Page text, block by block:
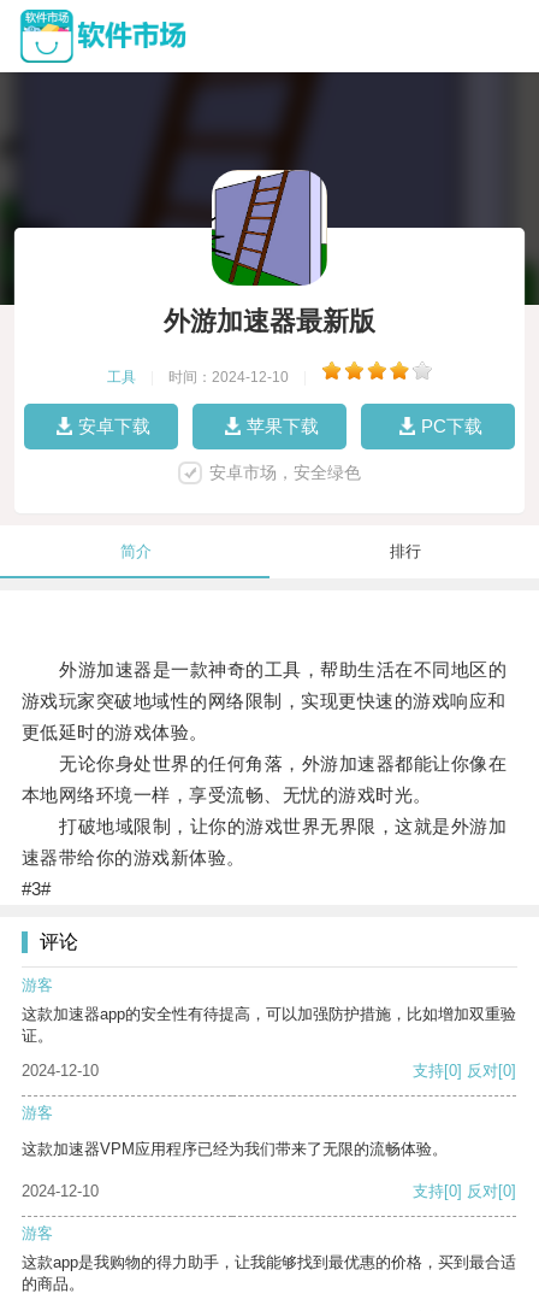
外游加速器最新版
工具 时间：2024-12-10
安卓下载 苹果下载 PC下载
安卓市场，安全绿色
简介 排行
外游加速器是一款神奇的工具，帮助生活在不同地区的
游戏玩家突破地域性的网络限制，实现更快速的游戏响应和
更低延时的游戏体验。
无论你身处世界的任何角落，外游加速器都能让你像在
本地网络环境一样，享受流畅、无忧的游戏时光。
打破地域限制，让你的游戏世界无界限，这就是外游加
速器带给你的游戏新体验。
#3#
评论
游客
这款加速器app的安全性有待提高，可以加强防护措施，比如增加双重验
证。
2024-12-10
支持[0] 反对[0]
游客
这款加速器VPM应用程序已经为我们带来了无限的流畅体验。
2024-12-10 支持[0] 反对[0]
游客
这款app是我购物的得力助手，让我能够找到最优惠的价格，买到最合适
的商品。